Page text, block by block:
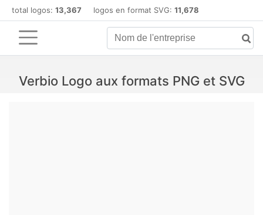
total logos: 13,367 logos en format SVG: 11,678
Verbio Logo aux formats PNG et SVG